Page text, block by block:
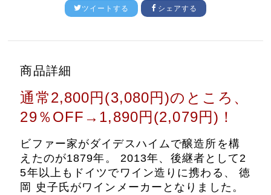
ツイートする シェアする
商品詳細
通常2,800円(3,080円)のところ、
29％OFF→1,890円(2,079円)！
ビファー家がダイデスハイムで醸造所を構
えたのが1879年。 2013年、後継者として2
5年以上もドイツでワイン造りに携わる、 徳
岡 史子氏がワインメーカーとなりました。